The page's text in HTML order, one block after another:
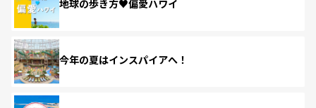
地球の歩き方♥偏愛ハワイ
今年の夏はインスパイアへ！